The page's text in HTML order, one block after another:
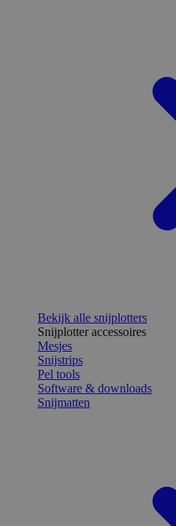
Bekijk alle snijplotters
Snijplotter accessoires
Mesjes
Snijstrips
Pel tools
Software & downloads
Snijmatten